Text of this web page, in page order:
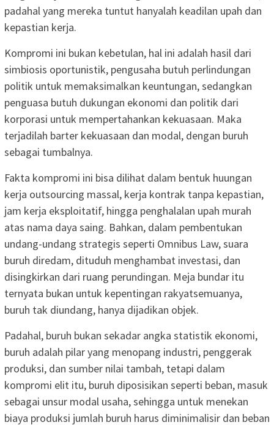
padahal yang mereka tuntut hanyalah keadilan upah dan
kepastian kerja.
Kompromi ini bukan kebetulan, hal ini adalah hasil dari
simbiosis oportunistik, pengusaha butuh perlindungan
politik untuk memaksimalkan keuntungan, sedangkan
penguasa butuh dukungan ekonomi dan politik dari
korporasi untuk mempertahankan kekuasaan. Maka
terjadilah barter kekuasaan dan modal, dengan buruh
sebagai tumbalnya.
Fakta kompromi ini bisa dilihat dalam bentuk huungan
kerja outsourcing massal, kerja kontrak tanpa kepastian,
jam kerja eksploitatif, hingga penghalalan upah murah
atas nama daya saing. Bahkan, dalam pembentukan
undang-undang strategis seperti Omnibus Law, suara
buruh diredam, dituduh menghambat investasi, dan
disingkirkan dari ruang perundingan. Meja bundar itu
ternyata bukan untuk kepentingan rakyatsemuanya,
buruh tak diundang, hanya dijadikan objek.
Padahal, buruh bukan sekadar angka statistik ekonomi,
buruh adalah pilar yang menopang industri, penggerak
produksi, dan sumber nilai tambah, tetapi dalam
kompromi elit itu, buruh diposisikan seperti beban, masuk
sebagai unsur modal usaha, sehingga untuk menekan
biaya produksi jumlah buruh harus diminimalisir dan beban